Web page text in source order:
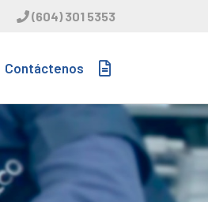
(604) 301 5353
Contáctenos